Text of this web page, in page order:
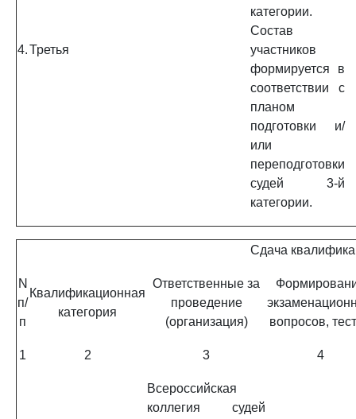
4.Третья
категории.
Состав
участников
формируется в
соответствии с
планом
подготовки и/
или
переподготовки
судей 3-й
категории.
Сдача
N
п/
п
Квалификационная
категория
Ответственные за
проведение
(организация)
вопросов,
1 2 3 4
Всероссийская
коллегия судей